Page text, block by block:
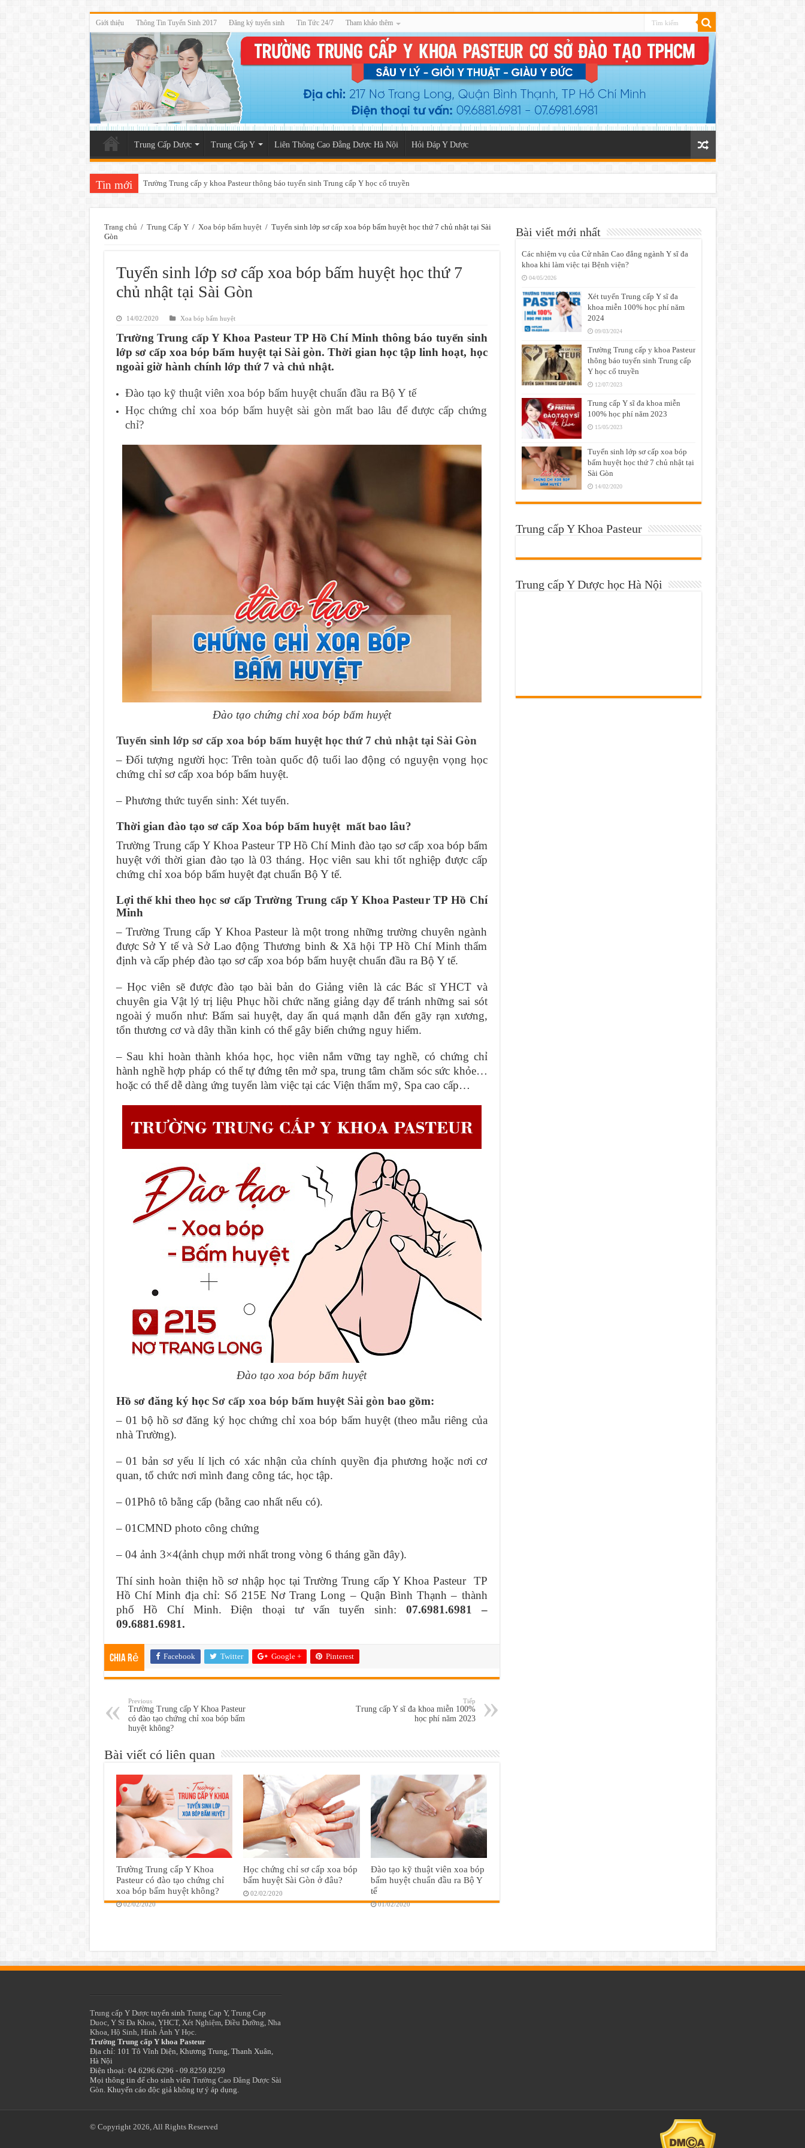
Giới thiệu Thông Tin Tuyển Sinh 2017 Đăng ký tuyển sinh Tin Tức 24/7 Tham khảo thêm
Trung Cấp Dược Trung Cấp Y Liên Thông Cao Đẳng Dược Hà Nội Hỏi Đáp Y Dược
Tin mới Trường Trung cấp y khoa Pasteur thông báo tuyển sinh Trung cấp Y học cổ truyền
Trang chủ / Trung Cấp Y / Xoa bóp bấm huyệt / Tuyển sinh lớp sơ cấp xoa bóp bấm huyệt học thứ 7 chủ nhật tại Sài
Gòn
Tuyển sinh lớp sơ cấp xoa bóp bấm huyệt học thứ 7
chủ nhật tại Sài Gòn
14/02/2020 Xoa bóp bấm huyệt
Trường Trung cấp Y Khoa Pasteur TP Hồ Chí Minh thông báo tuyển sinh
lớp sơ cấp xoa bóp bấm huyệt tại Sài gòn. Thời gian học tập linh hoạt, học
ngoài giờ hành chính lớp thứ 7 và chủ nhật.
Đào tạo kỹ thuật viên xoa bóp bấm huyệt chuẩn đầu ra Bộ Y tế
Học chứng chỉ xoa bóp bấm huyệt sài gòn mất bao lâu để được cấp chứng
chỉ?
Đào tạo chứng chỉ xoa bóp bấm huyệt
Tuyển sinh lớp sơ cấp xoa bóp bấm huyệt học thứ 7 chủ nhật tại Sài Gòn
– Đối tượng người học: Trên toàn quốc độ tuổi lao động có nguyện vọng học
chứng chỉ sơ cấp xoa bóp bấm huyệt.
– Phương thức tuyển sinh: Xét tuyển.
Thời gian đào tạo sơ cấp Xoa bóp bấm huyệt mất bao lâu?
Trường Trung cấp Y Khoa Pasteur TP Hồ Chí Minh đào tạo sơ cấp xoa bóp bấm
huyệt với thời gian đào tạo là 03 tháng. Học viên sau khi tốt nghiệp được cấp
chứng chỉ xoa bóp bấm huyệt đạt chuẩn Bộ Y tế.
Lợi thế khi theo học sơ cấp Trường Trung cấp Y Khoa Pasteur TP Hồ Chí
Minh
– Trường Trung cấp Y Khoa Pasteur là một trong những trường chuyên ngành
được Sở Y tế và Sở Lao động Thương binh & Xã hội TP Hồ Chí Minh thẩm
định và cấp phép đào tạo sơ cấp xoa bóp bấm huyệt chuẩn đầu ra Bộ Y tế.
– Học viên sẽ được đào tạo bài bản do Giảng viên là các Bác sĩ YHCT và
chuyên gia Vật lý trị liệu Phục hồi chức năng giảng dạy để tránh những sai sót
ngoài ý muốn như: Bấm sai huyệt, day ấn quá mạnh dẫn đến gãy rạn xương,
tổn thương cơ và dây thần kinh có thể gây biến chứng nguy hiểm.
– Sau khi hoàn thành khóa học, học viên nắm vững tay nghề, có chứng chỉ
hành nghề hợp pháp có thể tự đứng tên mở spa, trung tâm chăm sóc sức khỏe…
hoặc có thể dễ dàng ứng tuyển làm việc tại các Viện thẩm mỹ, Spa cao cấp…
Đào tạo xoa bóp bấm huyệt
Hồ sơ đăng ký học Sơ cấp xoa bóp bấm huyệt Sài gòn bao gồm:
– 01 bộ hồ sơ đăng ký học chứng chỉ xoa bóp bấm huyệt (theo mẫu riêng của
nhà Trường).
– 01 bản sơ yếu lí lịch có xác nhận của chính quyền địa phương hoặc nơi cơ
quan, tổ chức nơi mình đang công tác, học tập.
– 01Phô tô bằng cấp (bằng cao nhất nếu có).
– 01CMND photo công chứng
– 04 ảnh 3×4(ảnh chụp mới nhất trong vòng 6 tháng gần đây).
Thí sinh hoàn thiện hồ sơ nhập học tại Trường Trung cấp Y Khoa Pasteur TP
Hồ Chí Minh địa chỉ: Số 215E Nơ Trang Long – Quận Bình Thạnh – thành
phố Hồ Chí Minh. Điện thoại tư vấn tuyển sinh: 07.6981.6981 –
09.6881.6981.
Chia rẻ Facebook Twitter Google + Pinterest
Previous
Trường Trung cấp Y Khoa Pasteur
có đào tạo chứng chỉ xoa bóp bấm
huyệt không?
Tiếp
Trung cấp Y sĩ đa khoa miễn 100%
học phí năm 2023
Bài viết có liên quan
Trường Trung cấp Y Khoa
Pasteur có đào tạo chứng chỉ
xoa bóp bấm huyệt không?
02/02/2020
Học chứng chỉ sơ cấp xoa bóp
bấm huyệt Sài Gòn ở đâu?
02/02/2020
Đào tạo kỹ thuật viên xoa bóp
bấm huyệt chuẩn đầu ra Bộ Y
tế
01/02/2020
Bài viết mới nhất
Các nhiệm vụ của Cử nhân Cao đẳng ngành Y sĩ đa
khoa khi làm việc tại Bệnh viện?
04/05/2026
Xét tuyển Trung cấp Y sĩ đa
khoa miễn 100% học phí năm
2024
09/03/2024
Trường Trung cấp y khoa Pasteur
thông báo tuyển sinh Trung cấp
Y học cổ truyền
12/07/2023
Trung cấp Y sĩ đa khoa miễn
100% học phí năm 2023
15/05/2023
Tuyển sinh lớp sơ cấp xoa bóp
bấm huyệt học thứ 7 chủ nhật tại
Sài Gòn
14/02/2020
Trung cấp Y Khoa Pasteur
Trung cấp Y Dược học Hà Nội
Trung cấp Y Dượctuyển sinh Trung Cap Y, Trung Cap
Duoc, Y Sĩ Đa Khoa YHCT, Xét Nghiệm Điều Dưỡng Nha
Khoa Hộ Sinh Hình Ảnh Y Học.
Trường Trung cấp Y khoa Pasteur
Địa chỉ: 101 Tô Vĩnh Diện, Khương Trung, Thanh Xuân,
Hà Nội
Điện thoại: 04.6296.6296 - 09.8259.8259
Mọi thông tin để cho sinh viên Trường Cao Đẳng Dược Sài
Gòn . Khuyến cáo độc giả không tự ý áp dụng.
© Copyright 2026, All Rights Reserved